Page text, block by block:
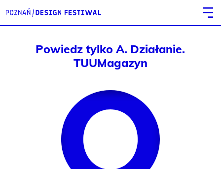
Powiedz tylko A. Działanie.
TUUMagazyn